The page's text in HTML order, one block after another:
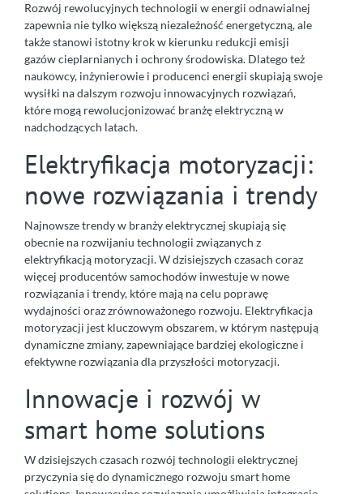
Rozwój rewolucyjnych technologii w energii odnawialnej
zapewnia nie tylko większą niezależność energetyczną, ale
także stanowi istotny krok w kierunku redukcji emisji
gazów cieplarnianych i ochrony środowiska. Dlatego też
naukowcy, inżynierowie i producenci energii skupiają swoje
wysiłki na dalszym rozwoju innowacyjnych rozwiązań,
które mogą rewolucjonizować branżę elektryczną w
nadchodzących latach.
Elektryfikacja motoryzacji:
nowe rozwiązania i trendy
Najnowsze trendy w branży elektrycznej skupiają się
obecnie na rozwijaniu technologii związanych z
elektryfikacją motoryzacji. W dzisiejszych czasach coraz
więcej producentów samochodów inwestuje w nowe
rozwiązania i trendy, które mają na celu poprawę
wydajności oraz zrównoważonego rozwoju. Elektryfikacja
motoryzacji jest kluczowym obszarem, w którym następują
dynamiczne zmiany, zapewniające bardziej ekologiczne i
efektywne rozwiązania dla przyszłości motoryzacji.
Innowacje i rozwój w
smart home solutions
W dzisiejszych czasach rozwój technologii elektrycznej
przyczynia się do dynamicznego rozwoju smart home